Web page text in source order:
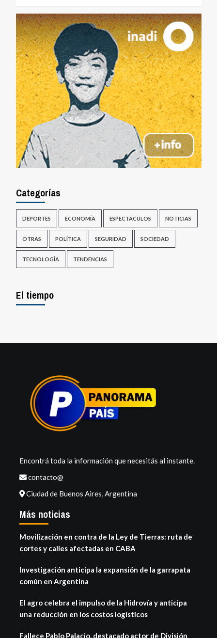
Categorías
DEPORTES ECONOMÍA ESPECTACULOS NOTICIAS
OTRAS POLÍTICA SEGURIDAD SOCIEDAD
TECNOLOGÍA TENDENCIAS
El tiempo
Encontrá toda la información que necesitás al instante.
contacto@
Ciudad de Buenos Aires, Argentina
Más noticias
Movilización en contra de la Ley de Tierras: ruta de
cortes y calles afectadas en CABA
Investigación anticipa la expansión de la garrapata
común en Argentina
El agro celebra el impulso de la Hidrovía y anticipa
una reducción en los costos logísticos
Fallece Pablo Palacio, destacado actor de División